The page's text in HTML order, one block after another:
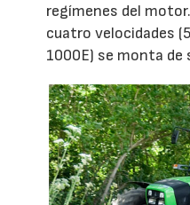
regímenes del
cuatro velocidades
1000E) se monta de